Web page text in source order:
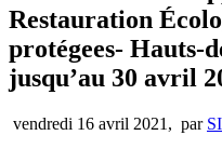
Restauration
protégees- Hauts-
jusqu’au 30 avril
vendredi 16 avril 2021 , par